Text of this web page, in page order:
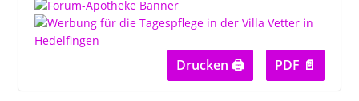
Drucken 🖨 PDF 📄